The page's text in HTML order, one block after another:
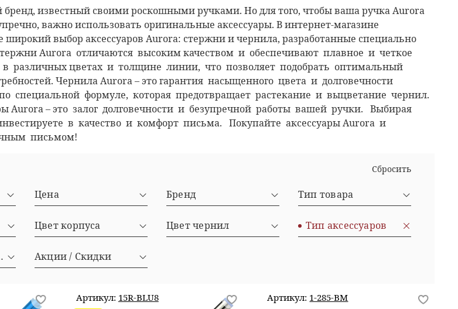
бренд, известный своими роскошными ручками. Но для того, чтобы ваша ручка Aurora
важно использовать оригинальные аксессуары. В интернет-магазине
широкий выбор аксессуаров Aurora: стержни и чернила, разработанные специально
Aurora отличаются высоким качеством и обеспечивают плавное и четкое
различных цветах и толщине линии, что позволяет подобрать оптимальный
Чернила Aurora – это гарантия насыщенного цвета и долговечности
специальной формуле, которая предотвращает растекание и выцветание чернил.
Aurora – это залог долговечности и безупречной работы вашей ручки. Выбирая
в качество и комфорт письма. Покупайте аксессуары Aurora и
письмом!
Сбросить
Цена Бренд Тип товара
Цвет корпуса Цвет чернил Тип аксессуаров
Акции / Скидки
Артикул: 15R-BLU8 Артикул: 1-285-BM